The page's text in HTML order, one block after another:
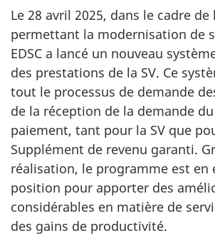
Le 28 avril 2025, dans le cadre
permettant la modernisation de
EDSC a lancé un nouveau
des prestations de la SV. Ce
tout le processus de demande
de la réception de la demande
paiement, tant pour la SV que
Supplément de revenu garanti.
réalisation, le programme est en
position pour apporter des
considérables en matière de
des gains de productivité.